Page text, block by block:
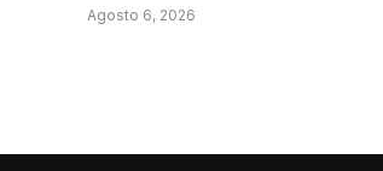
Agosto 6, 2026